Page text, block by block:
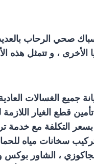
صحي الرحاب
الأخرى ، و تتمثل هذه
جميع الغسالات
تأمين قطع الغيار
التكلفة مع خدمة
سخانات مياه
، الشاور بوكس